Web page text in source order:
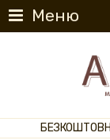
Меню